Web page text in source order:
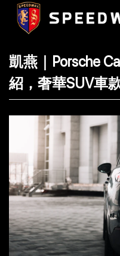
凱燕｜Porsche
紹，奢華SUV車